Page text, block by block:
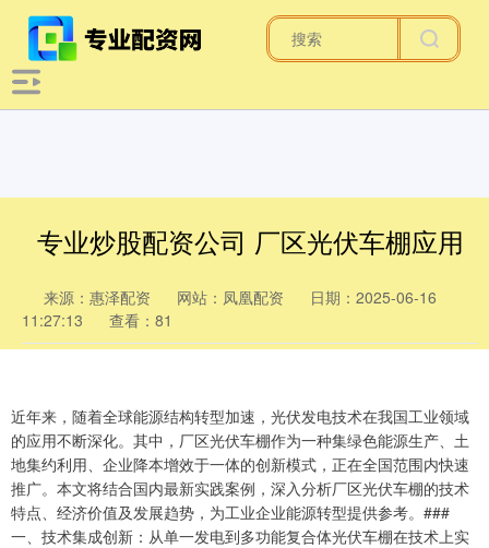
专业炒股配资公司 厂区光伏车棚应用
来源：惠泽配资 网站：凤凰配资
日期：2025-06-16
11:27:13
查看：81
近年来，随着全球能源结构转型加速，光伏发电技术在我国工业领域
的应用不断深化。其中，厂区光伏车棚作为一种集绿色能源生产、土
地集约利用、企业降本增效于一体的创新模式，正在全国范围内快速
推广。本文将结合国内最新实践案例，深入分析厂区光伏车棚的技术
特点、经济价值及发展趋势，为工业企业能源转型提供参考。###
一、技术集成创新：从单一发电到多功能复合体光伏车棚在技术上实